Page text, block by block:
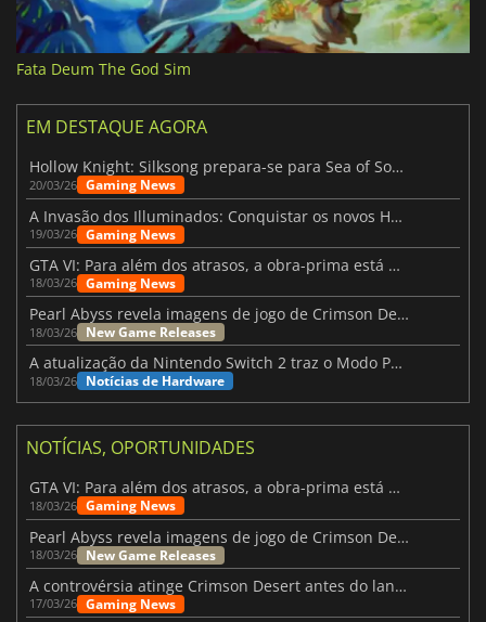
Fata Deum The God Sim
EM DESTAQUE AGORA
Hollow Knight: Silksong prepara-se para Sea of Sorrow com um patch
20/03/26 Gaming News
A Invasão dos Illuminados: Conquistar os novos Helldivers 2 Atualização!
19/03/26 Gaming News
GTA VI: Para além dos atrasos, a obra-prima está quase a chegar
18/03/26 Gaming News
Pearl Abyss revela imagens de jogo de Crimson Desert para a PS5
18/03/26 New Game Releases
A atualização da Nintendo Switch 2 traz o Modo Portátil aos jogos mais antigos da Switch
18/03/26 Notícias de Hardware
NOTÍCIAS, OPORTUNIDADES
GTA VI: Para além dos atrasos, a obra-prima está quase a chegar
18/03/26 Gaming News
Pearl Abyss revela imagens de jogo de Crimson Desert para a PS5
18/03/26 New Game Releases
A controvérsia atinge Crimson Desert antes do lançamento
17/03/26 Gaming News